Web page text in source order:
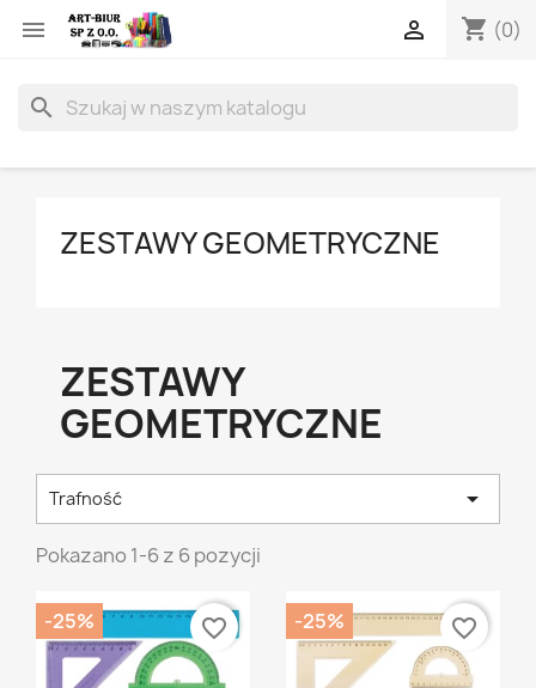
 shopping_cart (0)

search
ZESTAWY GEOMETRYCZNE
ZESTAWY
GEOMETRYCZNE
Trafność 
Pokazano 1-6 z 6 pozycji
-25% favorite_border -25% favorite_border